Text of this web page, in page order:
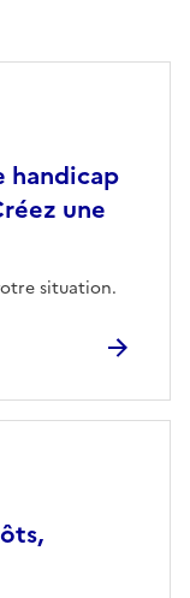
handicap
une
situation.